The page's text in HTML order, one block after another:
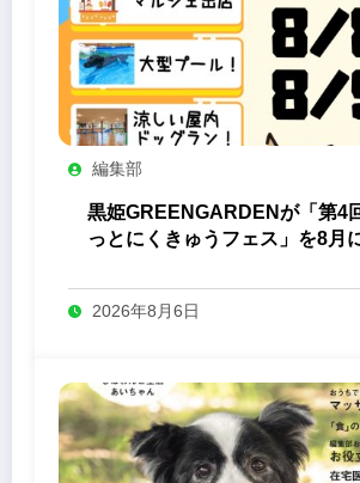
編集部
黒姫GREENGARDENが「第4
っとにくきゅうフェス」を8月
2026年8月6日